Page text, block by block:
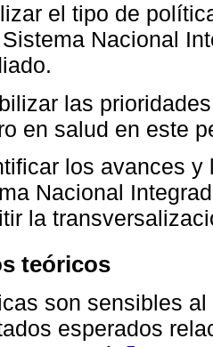
el tipo de
Nacional
las
en salud en este
los avances
Nacional
la
teóricos
son sensibles
esperados